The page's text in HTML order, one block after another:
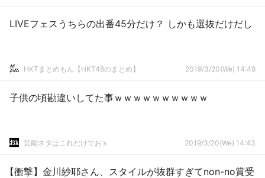
LIVEフェスうちらの出番45分だけ？ しかも選抜だけだし
HKTまとめもん【HKT48のまとめ】 2019/3/20(We) 14:48
子供の頃勘違いしてた事ｗｗｗｗｗｗｗｗｗｗ
芸能ネタはこれだけでおｋ 2019/3/20(We) 14:43
【衝撃】金川紗耶さん、スタイルが抜群すぎてnon-no賞受